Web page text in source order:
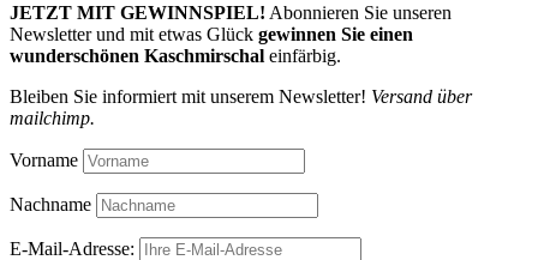
JETZT MIT GEWINNSPIEL! Abonnieren Sie unseren
Newsletter und mit etwas Glück gewinnen Sie einen
wunderschönen Kaschmirschal einfärbig.
Bleiben Sie informiert mit unserem Newsletter! Versand über
mailchimp.
Vorname
Nachname
E-Mail-Adresse: